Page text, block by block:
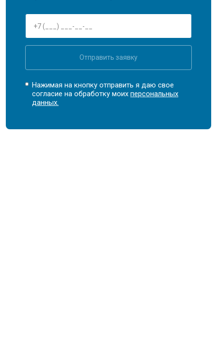
Отправить заявку
Нажимая на кнопку отправить я даю свое
согласие на обработку моихперсональных
данных.